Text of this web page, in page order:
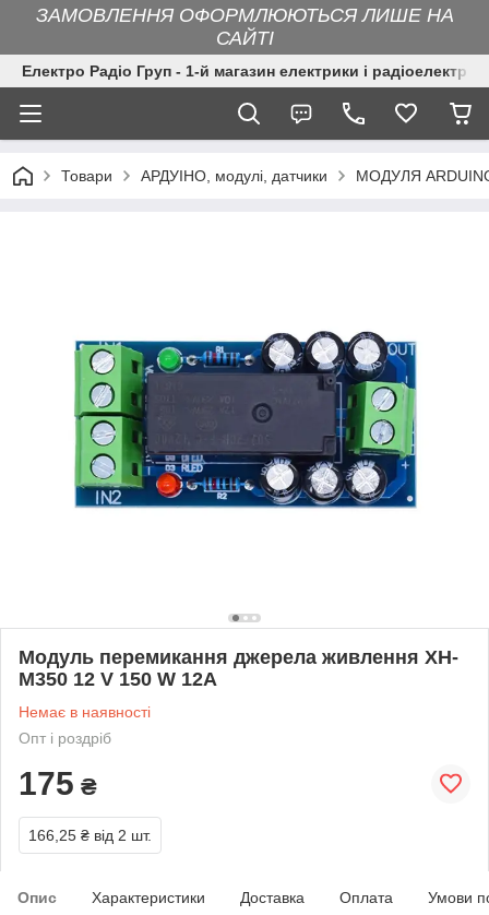
ЗАМОВЛЕННЯ ОФОРМЛЮЮТЬСЯ ЛИШЕ НА
САЙТІ
Електро Радіо Груп - 1-й магазин електрики і
Товари АРДУІНО, модулі, датчики МОДУЛЯ
Модуль перемикання джерела живлення XH-
M350 12 V 150 W 12A
Немає в наявності
Опт і роздріб
175 ₴
166,25 ₴ від 2 шт.
Опис Характеристики Доставка Оплата Умови